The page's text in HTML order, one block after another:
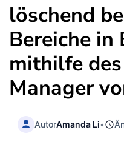
löschend
Bereiche in
mithilfe
Manager
AutorAmanda Li•